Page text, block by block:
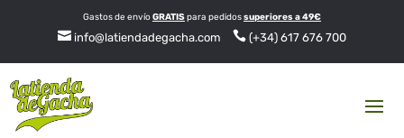
Gastos de envíoGRATISpara pedidossuperiores a 49€
info@latiendadegacha.com (+34) 617 676 700